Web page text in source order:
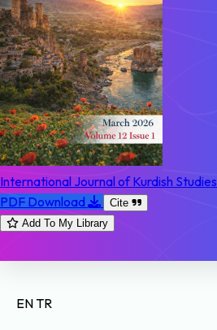
International Journal of Kurdish Studies
PDF Download
Cite
Add To My Library
ENTR